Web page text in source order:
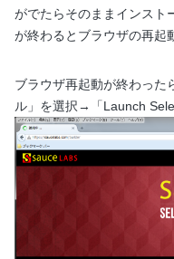
がでたらそのままインスト
が終わるとブラウザの再起
ブラウザ再起動が終わった
ル」を選択→「Launch